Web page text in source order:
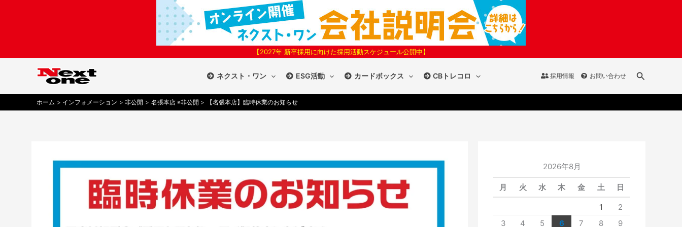
【2027年 新卒採用に向けた採用活動スケジュール公開中】
ネクスト・ワン ESG活動 カードボックス CBトレコロ 採用情報 お問い合わせ
検
ホーム インフォメーション 非公開 名張本店 ※非公開 【名張本店】臨時休業のお知らせ
2026年8月
月 火 水 木 金 土 日
1
2
3
4 5 6 7 8 9